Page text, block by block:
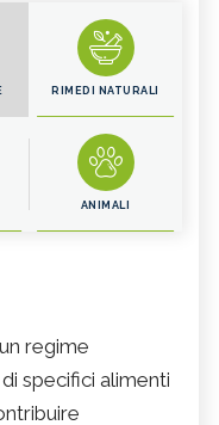
RIMEDI NATURALI
ANIMALI
regime
specifici alimenti